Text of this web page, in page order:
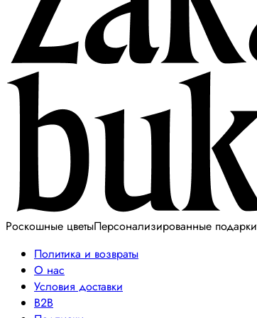
Роскошные цветыПерсонализированные подарки
Политика и возвраты
О нас
Условия доставки
B2B